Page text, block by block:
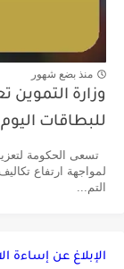
منذ بضع شهور
للبطاقات اليوم
تسعى الحكومة
لمواجهة ارتفاع
التم...
الإبلاغ عن إساءة